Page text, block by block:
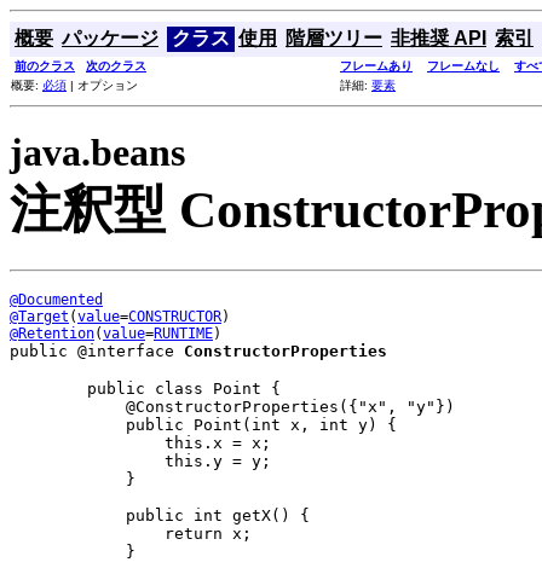
概要 パッケージ クラス 使用 階層ツリー 非推奨 API 索引
前のクラス 次のクラス フレームあり フレームなし
すべ
概要: 必須 | オプション 詳細: 要素
java.beans
注釈型
@Documented
@Target (value=CONSTRUCTOR
@Retention(value=RUNTIME
public @interface ConstructorProperties
   public class Point {
       @ConstructorProperties({"x", "y"})
       public Point(int x, int y) {
           this.x = x;
           this.y = y;
       }
       public int getX() {
           return x;
       }